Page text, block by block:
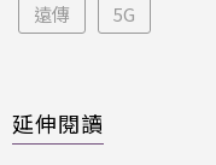
遠傳 5G
延伸閱讀